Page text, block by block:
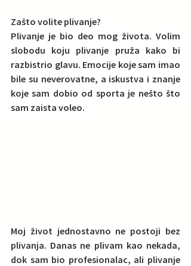
Zašto volite plivanje?
Plivanje je bio deo mog života. Volim
slobodu koju plivanje pruža kako bi
razbistrio glavu. Emocije koje sam imao
bile su neverovatne, a iskustva i znanje
koje sam dobio od sporta je nešto što
sam zaista voleo.
Moj život jednostavno ne postoji bez
plivanja. Danas ne plivam kao nekada,
dok sam bio profesionalac, ali plivanje